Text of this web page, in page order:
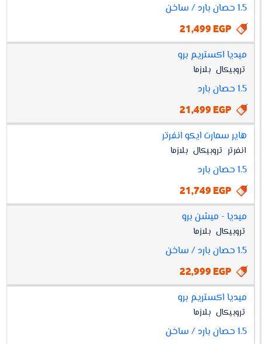
1.5 حصان بارد / ساخن
21,499 EGP
ميديا اكستريم برو
تروبيكال بلازما
1.5 حصان بارد
21,499 EGP
هاير سمارت ايكو انفرتر
انفرتر تروبيكال بلازما
1.5 حصان بارد
21,749 EGP
ميديا - ميشن برو
تروبيكال بلازما
1.5 حصان بارد / ساخن
22,999 EGP
ميديا اكستريم برو
تروبيكال بلازما
1.5 حصان بارد / ساخن